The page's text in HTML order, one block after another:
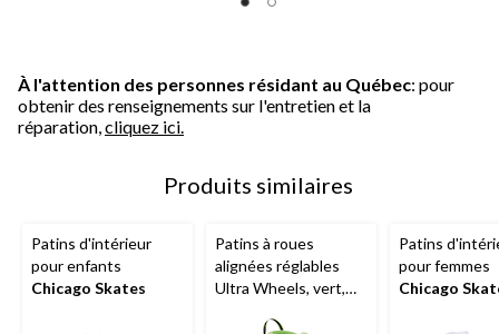
À l'attention des personnes résidant au Québec: pour
obtenir des renseignements sur l'entretien et la
réparation, cliquez ici.
Produits similaires
Patins d'intérieur
pour enfants
Chicago Skates
Patins à roues
alignées réglables
Ultra Wheels, vert,
Patins
pour femmes
Chicago